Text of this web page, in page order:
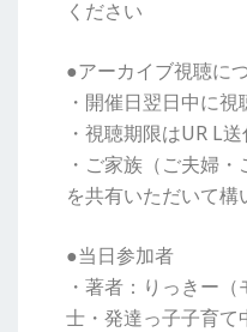
ください
●アーカイブ視聴に
・開催日翌日中に
・視聴期限はUR L
・ご家族（ご夫婦
を共有いただいて構
●当日参加者
・著者：りっきー
士・発達っ子子育て